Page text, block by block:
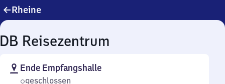
Rheine
Reisezentrum
Ende Empfangshalle
geschlossen